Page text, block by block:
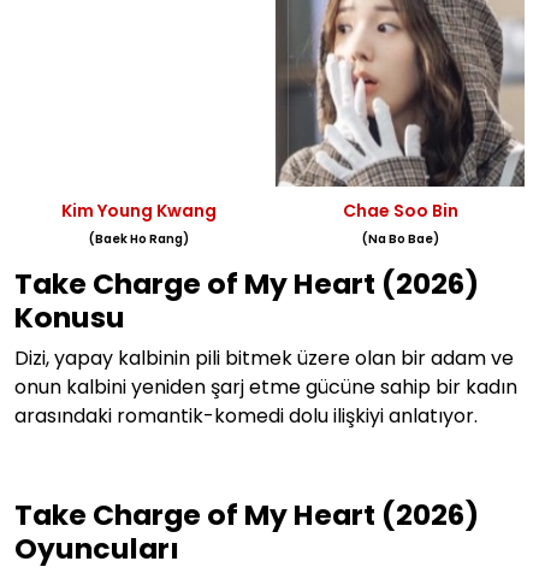
Kim Young Kwang
(Baek Ho Rang)
Chae Soo Bin
(Na Bo Bae)
Take Charge of My Heart (2026)
Konusu
Dizi, yapay kalbinin pili bitmek üzere olan bir adam ve
onun kalbini yeniden şarj etme gücüne sahip bir kadın
arasındaki romantik-komedi dolu ilişkiyi anlatıyor.
Take Charge of My Heart (2026)
Oyuncuları